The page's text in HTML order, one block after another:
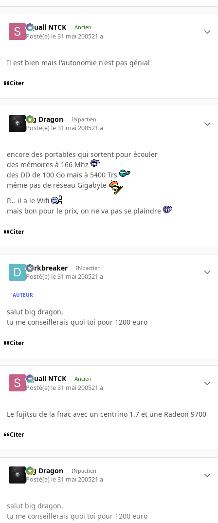
Squall NTCK Ancien
Posté(e) le 31 mai 200521 a
Il est bien mais l'autonomie n'est pas génial
Citer
Big Dragon INpactien
Posté(e) le 31 mai 200521 a
encore des portables qui sortent pour écouler
des mémoires à 166 Mhz
des DD de 100 Go mais à 5400 Trs
même pas de réseau Gigabyte
P... il a le Wifi
mais bon pour le prix, on ne va pas se plaindre
Citer
darkbreaker INpactien
Posté(e) le 31 mai 200521 a
AUTEUR
salut big dragon,
tu me conseillerais quoi toi pour 1200 euro
Citer
Squall NTCK Ancien
Posté(e) le 31 mai 200521 a
Le fujitsu de la fnac avec un centrino 1.7 et une Radeon 9700
Citer
Big Dragon INpactien
Posté(e) le 31 mai 200521 a
salut big dragon,
tu me conseillerais quoi toi pour 1200 euro